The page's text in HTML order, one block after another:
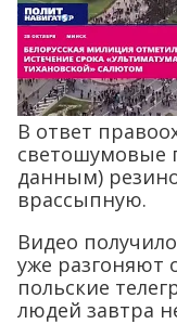
В ответ
светошумовые
данным)
врассыпную.
Видео
уже
польские
людей завтра